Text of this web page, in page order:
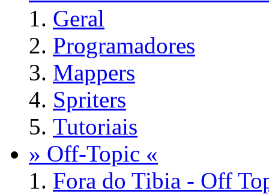
Geral
Programadores
Mappers
Spriters
Tutoriais
» Off-Topic «
Fora do Tibia - Off